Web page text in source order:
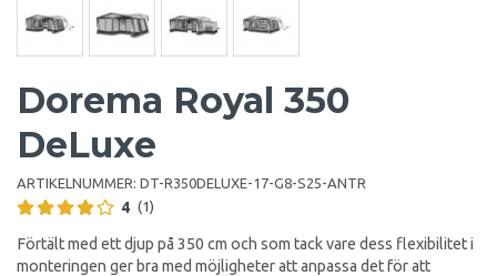
Dorema Royal 350
DeLuxe
ARTIKELNUMMER: DT-R350DELUXE-17-G8-S25-ANTR
4 (1)
Förtält med ett djup på 350 cm och som tack vare dess flexibilitet i
monteringen ger bra med möjligheter att anpassa det för att